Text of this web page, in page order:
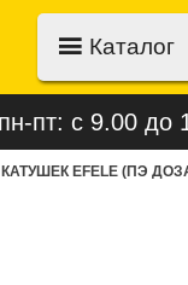
Каталог
пн-пт: с 9.00 до
EFELE (ПЭ